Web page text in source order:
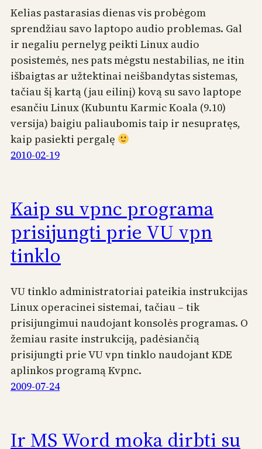
Kelias pastarasias dienas vis probėgom
sprendžiau savo laptopo audio problemas. Gal
ir negaliu pernelyg peikti Linux audio
posistemės, nes pats mėgstu nestabilias, ne itin
išbaigtas ar užtektinai neišbandytas sistemas,
tačiau šį kartą (jau eilinį) kovą su savo laptope
esančiu Linux (Kubuntu Karmic Koala (9.10)
versija) baigiu paliaubomis taip ir nesupratęs,
kaip pasiekti pergalę
2010-02-19
Kaip su vpnc programa
prisijungti prie VU vpn
tinklo
VU tinklo administratoriai pateikia instrukcijas
Linux operacinei sistemai, tačiau – tik
prisijungimui naudojant konsolės programas. O
žemiau rasite instrukciją, padėsiančią
prisijungti prie VU vpn tinklo naudojant KDE
aplinkos programą Kvpnc.
2009-07-24
Ir MS Word moka dirbti su